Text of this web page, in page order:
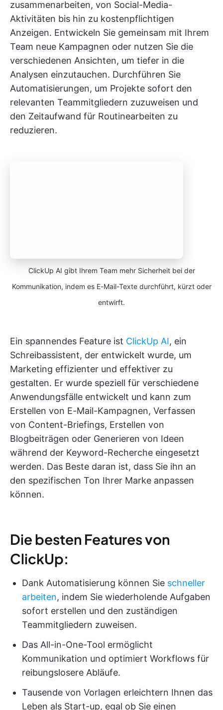
zusammenarbeiten, von Social-Media-
Aktivitäten bis hin zu kostenpflichtigen
Anzeigen. Entwickeln Sie gemeinsam mit Ihrem
Team neue Kampagnen oder nutzen Sie die
verschiedenen Ansichten, um tiefer in die
Analysen einzutauchen. Durchführen Sie
Automatisierungen, um Projekte sofort den
relevanten Teammitgliedern zuzuweisen und
den Zeitaufwand für Routinearbeiten zu
reduzieren.
ClickUp AI gibt Ihrem Team mehr Sicherheit bei der
Kommunikation, indem es E-Mail-Texte durchführt, kürzt oder
entwirft.
Ein spannendes Feature ist ClickUp AI, ein
Schreibassistent, der entwickelt wurde, um
Marketing effizienter und effektiver zu
gestalten. Er wurde speziell für verschiedene
Anwendungsfälle entwickelt und kann zum
Erstellen von E-Mail-Kampagnen, Verfassen
von Content-Briefings, Erstellen von
Blogbeiträgen oder Generieren von Ideen
während der Keyword-Recherche eingesetzt
werden. Das Beste daran ist, dass Sie ihn an
den spezifischen Ton Ihrer Marke anpassen
können.
Die besten Features von
ClickUp:
Dank Automatisierung können Sie schneller
arbeiten, indem Sie wiederholende Aufgaben
sofort erstellen und den zuständigen
Teammitgliedern zuweisen.
Das All-in-One-Tool ermöglicht
Kommunikation und optimiert Workflows für
reibungslosere Abläufe.
Tausende von Vorlagen erleichtern Ihnen das
Leben als Start-up, egal ob Sie einen